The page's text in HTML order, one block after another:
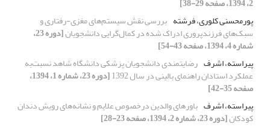
پورمحسنی کلوری، فرشته بررسی نقش سیستم‌های مغزی-رفتاری و
سبک‌های فرزندپروری ادراک شده در کمال‌گرایی دانشجویان [دوره 23،
شماره 4، 1394، صفحه 43-54]
پیراسته، اشرف رضایتمندی دانشجویان پزشکی دانشگاه شاهد نسبت‌به
عملکرد استادان راهنمای بالینی در سال 1392 [دوره 23، شماره 1، 1394،
صفحه 35-42]
پیراسته، اشرف باورهای والدین درخصوص علایم و نشانه‌های رویش دندان
کودکان[دوره 23، شماره 2، 1394، صفحه 23-28]